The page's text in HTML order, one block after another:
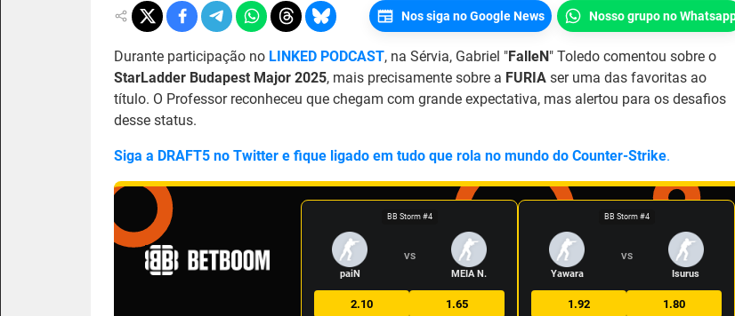
Nos siga no Google News Nosso grupo no
Durante participação no LINKED PODCAST, na Sérvia, Gabriel "FalleN" Toledo comentou sobre o
StarLadder Budapest Major 2025, mais precisamente sobre a FURIA ser uma das favoritas ao
título. O Professor reconheceu que chegam com grande expectativa, mas alertou para os desafios
desse status.
Siga a DRAFT5 no Twitter e fique ligado em tudo que rola no mundo do Counter-Strike.
BB Storm #4
paiN
VS
MEIA N.
2.10 1.65
BB Storm #4
Yawara
VS
Isurus
1.92 1.80